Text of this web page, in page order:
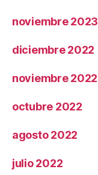
noviembre 2023
diciembre 2022
noviembre 2022
octubre 2022
agosto 2022
julio 2022